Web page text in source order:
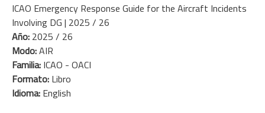
ICAO Emergency Response Guide for the Aircraft Incidents
Involving DG | 2025 / 26
Año: 2025 / 26
Modo:AIR
Familia: ICAO - OACI
Formato: Libro
Idioma: English